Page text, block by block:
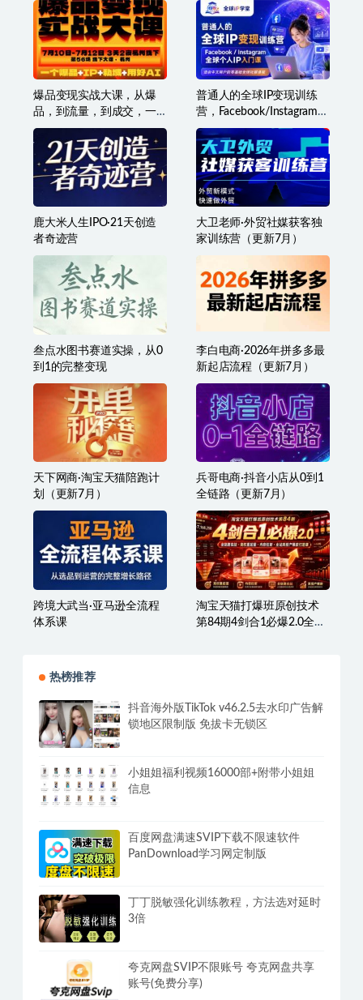
爆品变现实战大课，从爆
品，到流量，到成交，一
个爆品+IP+私域+用好AI
普通人的全球IP变现训练
营，Facebook/Instagram全
球个人IP入门课，零基础全
球社媒课程
鹿大米人生IPO·21天创造
者奇迹营
大卫老师·外贸社媒获客独
家训练营（更新7月）
叁点水图书赛道实操，从0
到1的完整变现
李白电商·2026年拼多多最
新起店流程（更新7月）
天下网商·淘宝天猫陪跑计
划（更新7月）
兵哥电商·抖音小店从0到1
全链路（更新7月）
跨境大武当·亚马逊全流程
体系课
淘宝天猫打爆班原创技术
第84期4剑合1必爆2.0全链
热榜推荐
抖音海外版TikTok v46.2.5去水印广告解
锁地区限制版 免拔卡无锁区
小姐姐福利视频16000部+附带小姐姐
信息
百度网盘满速SVIP下载不限速软件
PanDownload学习网定制版
丁丁脱敏强化训练教程，方法选对延时
3倍
夸克网盘SVIP不限账号 夸克网盘共享
账号(免费分享)